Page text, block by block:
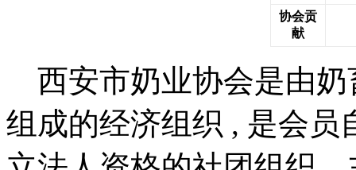
协会贡
献
西安市奶业协会是由奶
组成的经济组织 , 是会员